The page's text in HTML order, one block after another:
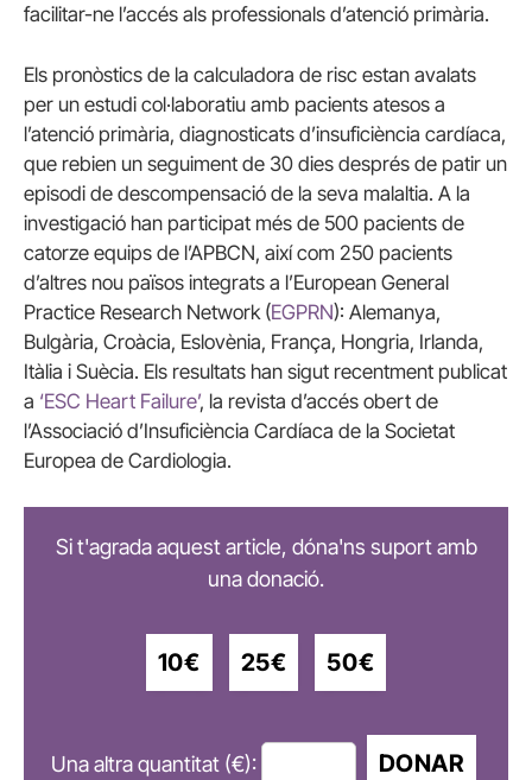
facilitar-ne l’accés als professionals d’atenció primària.
Els pronòstics de la calculadora de risc estan avalats
per un estudi col·laboratiu amb pacients atesos a
l’atenció primària, diagnosticats d’insuficiència cardíaca,
que rebien un seguiment de 30 dies després de patir un
episodi de descompensació de la seva malaltia. A la
investigació han participat més de 500 pacients de
catorze equips de l’APBCN, així com 250 pacients
d’altres nou països integrats a l’European General
Practice Research Network (EGPRN): Alemanya,
Bulgària, Croàcia, Eslovènia, França, Hongria, Irlanda,
Itàlia i Suècia. Els resultats han sigut recentment publicat
a ‘ESC Heart Failure’, la revista d’accés obert de
l’Associació d’Insuficiència Cardíaca de la Societat
Europea de Cardiologia.
Si t'agrada aquest article, dóna'ns suport amb
una donació.
10€ 25€ 50€
Una altra quantitat (€): DONAR